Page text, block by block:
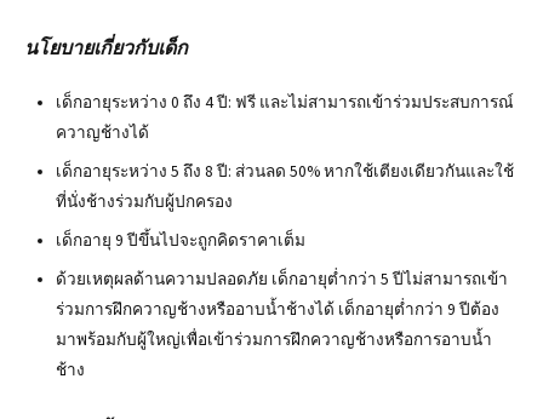
นโยบายเกี่ยวกับเด็ก
เด็กอายุระหว่าง 0 ถึง 4 ปี: ฟรี และไม่สามารถเข้าร่วมประสบการณ์
ควาญช้างได้
เด็กอายุระหว่าง 5 ถึง 8 ปี: ส่วนลด 50% หากใช้เตียงเดียวกันและใช้
ที่นั่งช้างร่วมกับผู้ปกครอง
เด็กอายุ 9 ปีขึ้นไปจะถูกคิดราคาเต็ม
ด้วยเหตุผลด้านความปลอดภัย เด็กอายุต่ำกว่า 5 ปีไม่สามารถเข้า
ร่วมการฝึกควาญช้างหรืออาบน้ำช้างได้ เด็กอายุต่ำกว่า 9 ปีต้อง
มาพร้อมกับผู้ใหญ่เพื่อเข้าร่วมการฝึกควาญช้างหรือการอาบน้ำ
ช้าง